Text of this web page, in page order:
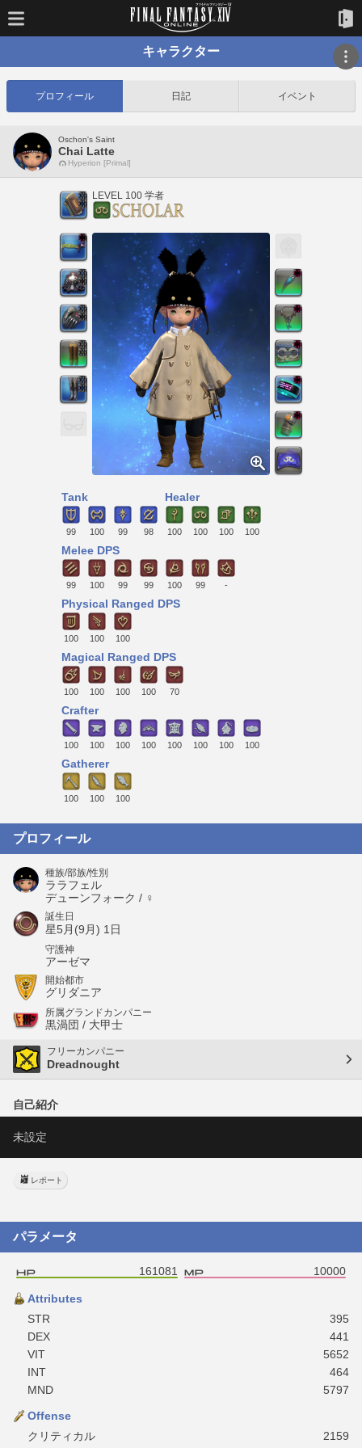
キャラクター
プロフィール 日記 イベント
Oschon's Saint
Chai Latte
Hyperion [Primal]
LEVEL 100 学者
Tank
99 100 99 98
Healer
100 100 100 100
Melee DPS
99 100 99 99 100 99 -
Physical Ranged DPS
100 100 100
Magical Ranged DPS
100 100 100 100 70
Crafter
100 100 100 100 100 100 100 100
Gatherer
100 100 100
プロフィール
種族/部族/性別
ララフェル
デューンフォーク / ♀
誕生日
星5月(9月) 1日
守護神
アーゼマ
開始都市
グリダニア
所属グランドカンパニー
黒渦団 / 大甲士
フリーカンパニー
Dreadnought
自己紹介
未設定
レポート
パラメータ
161081 10000
Attributes
STR
395
DEX
441
VIT
5652
INT
464
MND
5797
Offense
クリティカル
2159